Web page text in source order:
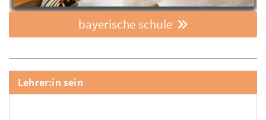
bayerische schule
Lehrer:in sein